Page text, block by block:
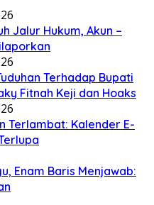
Jalur Hukum, Akun –
Terhadap Bupati
Fitnah Keji dan Hoaks
Terlambat: Kalender E-
Enam Baris Menjawab: